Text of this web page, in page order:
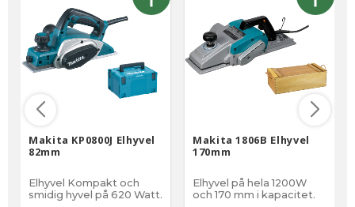
Makita KP0800J Elhyvel
82mm
Elhyvel Kompakt och
smidig hyvel på 620 Watt.
Makita 1806B Elhyvel
170mm
Elhyvel på hela 1200W
och 170 mm i kapacitet.